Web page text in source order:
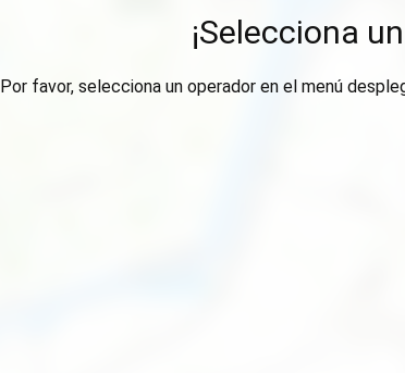
¡Selecciona
Por favor, selecciona un operador en el menú